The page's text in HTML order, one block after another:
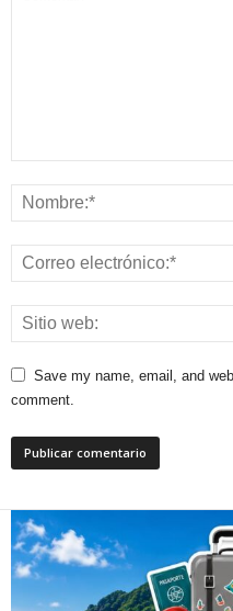
Save my name, email, and
comment.